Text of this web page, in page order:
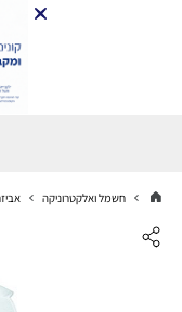
חשמל ואלקטרוניקה